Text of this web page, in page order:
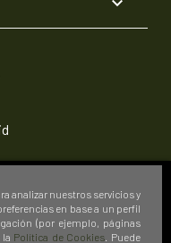
analizar nuestros servicios y
en base a un perfil
(por ejemplo, páginas
Política de Cookies . Puede